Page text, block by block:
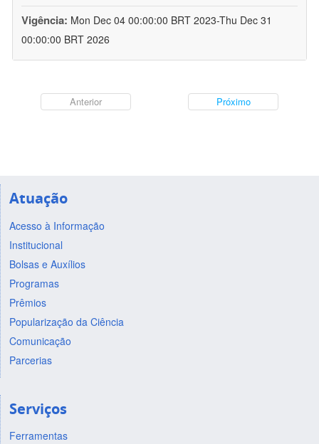
Vigência: Mon Dec 04 00:00:00 BRT 2023-Thu Dec 31
00:00:00 BRT 2026
Anterior Próximo
Atuação
Acesso à Informação
Institucional
Bolsas e Auxílios
Programas
Prêmios
Popularização da Ciência
Comunicação
Parcerias
Serviços
Ferramentas